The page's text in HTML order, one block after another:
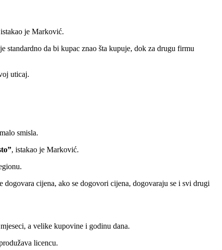
je Marković.
da bi kupac znao šta kupuje, dok za drugu firmu
uticaj.
smisla.
, istakao je Marković.
cijena, ako se dogovori cijena, dogovaraju se i svi drugi
a velike kupovine i godinu dana.
licencu.